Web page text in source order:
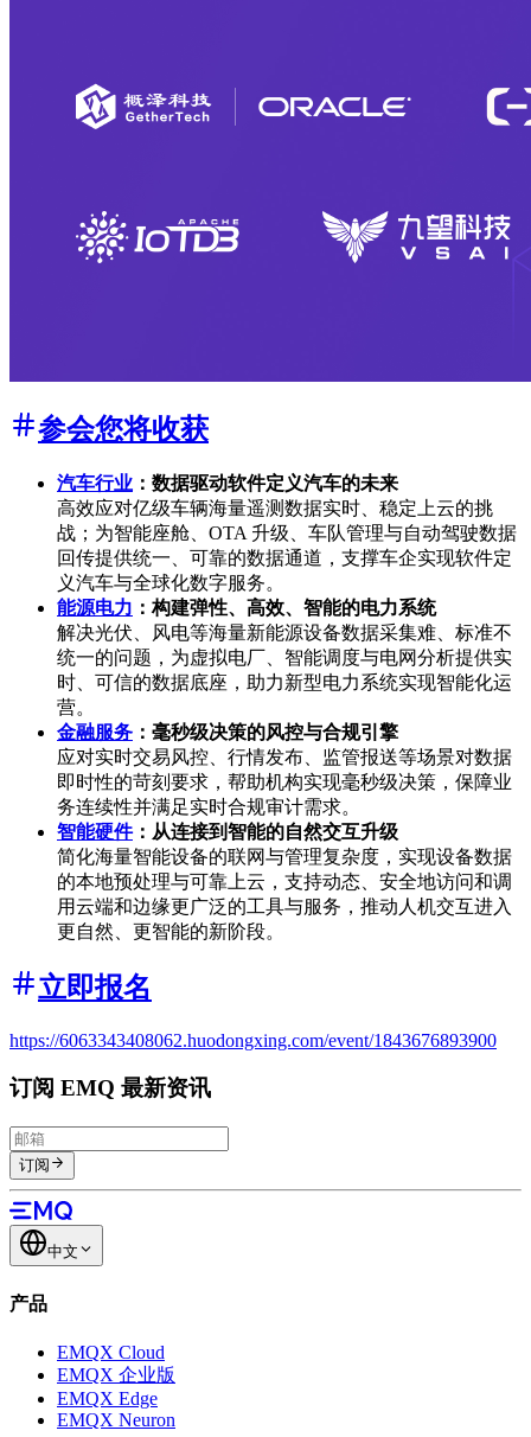
参会您将收获
汽车行业 ：数据驱动软件定义汽车的未来
高效应对亿级车辆海量遥测数据实时、稳定上云的挑
战；为智能座舱、OTA 升级、车队管理与自动驾驶数据
回传提供统一、可靠的数据通道，支撑车企实现软件定
义汽车与全球化数字服务。
能源电力 ：构建弹性、高效、智能的电力系统
解决光伏、风电等海量新能源设备数据采集难、标准不
统一的问题，为虚拟电厂、智能调度与电网分析提供实
时、可信的数据底座，助力新型电力系统实现智能化运
营。
金融服务 ：毫秒级决策的风控与合规引擎
应对实时交易风控、行情发布、监管报送等场景对数据
即时性的苛刻要求，帮助机构实现毫秒级决策，保障业
务连续性并满足实时合规审计需求。
智能硬件：从连接到智能的自然交互升级
简化海量智能设备的联网与管理复杂度，实现设备数据
的本地预处理与可靠上云，支持动态、安全地访问和调
用云端和边缘更广泛的工具与服务，推动人机交互进入
更自然、更智能的新阶段。
立即报名
https://6063343408062.huodongxing.com/event/1843676893900
订阅 EMQ 最新资讯
订阅
中文
产品
EMQX Cloud
EMQX 企业版
EMQX Edge
EMQX Neuron